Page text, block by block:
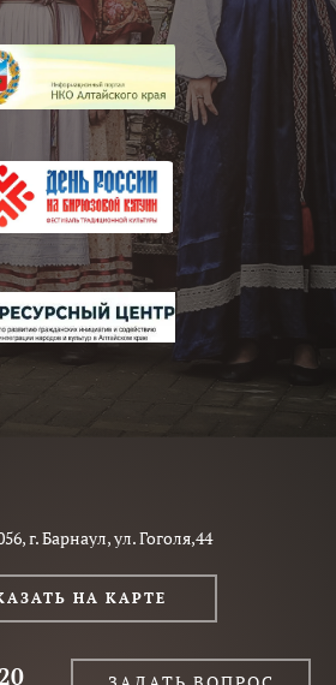
г. Барнаул, ул. Гоголя,44
НА КАРТЕ